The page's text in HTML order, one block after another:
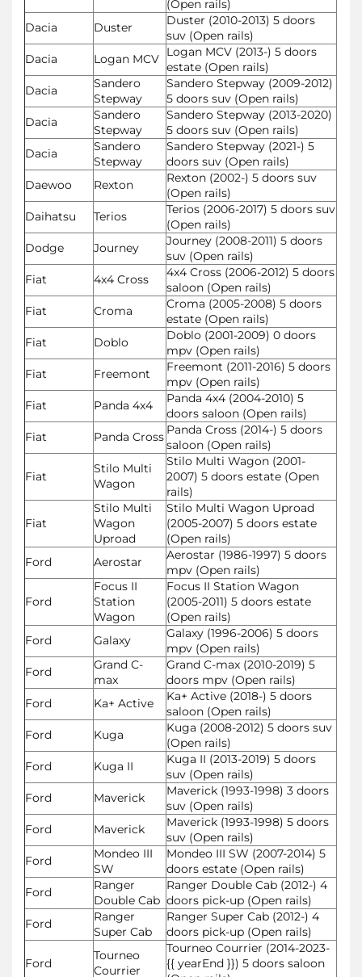
(Open rails)
Dacia
Duster
Duster (2010-2013) 5 doors
suv (Open rails)
Dacia
Logan MCV Logan MCV (2013-) 5 doors
estate (Open rails)
Dacia
Sandero
Stepway
Sandero Stepway (2009-2012)
5 doors suv (Open rails)
Dacia
Sandero
Stepway
Sandero Stepway (2013-2020)
5 doors suv (Open rails)
Dacia
Sandero
Stepway
Sandero Stepway (2021-) 5
doors suv (Open rails)
Daewoo
Rexton
Rexton (2002-) 5 doors suv
(Open rails)
Daihatsu
Terios
Terios (2006-2017) 5 doors suv
(Open rails)
Dodge
Journey
Journey (2008-2011) 5 doors
suv (Open rails)
Fiat
4x4 Cross
4x4 Cross (2006-2012) 5 doors
saloon (Open rails)
Fiat
Croma
Croma (2005-2008) 5 doors
estate (Open rails)
Fiat
Doblo
Doblo (2001-2009) 0 doors
mpv (Open rails)
Fiat
Freemont
Freemont (2011-2016) 5 doors
mpv (Open rails)
Fiat
Panda 4x4
Panda 4x4 (2004-2010) 5
doors saloon (Open rails)
Fiat
Panda Cross Panda Cross (2014-) 5 doors
saloon (Open rails)
Fiat
Stilo Multi
Wagon
Stilo Multi Wagon (2001-
2007) 5 doors estate (Open
rails)
Fiat
Stilo Multi
Wagon
Uproad
Stilo Multi Wagon Uproad
(2005-2007) 5 doors estate
(Open rails)
Ford
Aerostar
Aerostar (1986-1997) 5 doors
mpv (Open rails)
Ford
Focus II
Station
Wagon
Focus II Station Wagon
(2005-2011) 5 doors estate
(Open rails)
Ford
Galaxy
Galaxy (1996-2006) 5 doors
mpv (Open rails)
Ford
Grand C-
max
Grand C-max (2010-2019) 5
doors mpv (Open rails)
Ford
Ka+ Active
Ka+ Active (2018-) 5 doors
saloon (Open rails)
Ford
Kuga
Kuga (2008-2012) 5 doors suv
(Open rails)
Ford
Kuga II
Kuga II (2013-2019) 5 doors
suv (Open rails)
Ford
Maverick
Maverick (1993-1998) 3 doors
suv (Open rails)
Ford
Maverick
Maverick (1993-1998) 5 doors
suv (Open rails)
Ford
Mondeo III
SW
Mondeo III SW (2007-2014) 5
doors estate (Open rails)
Ford
Ranger
Double Cab
Ranger Double Cab (2012-) 4
doors pick-up (Open rails)
Ford
Ranger
Super Cab
Ranger Super Cab (2012-) 4
doors pick-up (Open rails)
Ford
Tourneo
Courrier
Tourneo Courrier (2014-2023-
{{ yearEnd }}) 5 doors saloon